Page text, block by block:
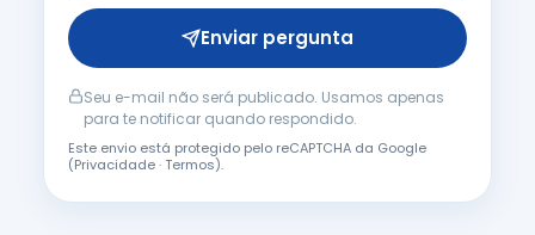
Enviar pergunta
Seu e-mail não será publicado. Usamos apenas
para te notificar quando respondido.
Este envio está protegido pelo reCAPTCHA da Google
(Privacidade·Termos).